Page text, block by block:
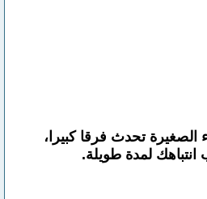
الصغيرة تحدث فرقا كبيرا،
لمدة طويلة.